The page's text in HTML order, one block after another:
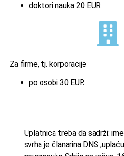
doktori nauka 20 EUR
Za firme, tj. korporacije
po osobi 30 EUR
Uplatnica treba da sadrži:
svrha je članarina DNS